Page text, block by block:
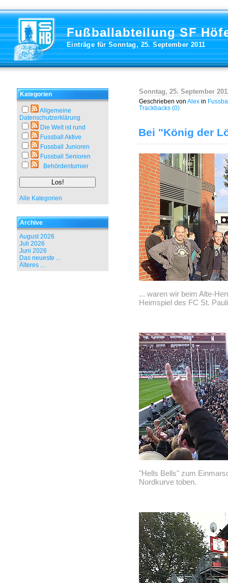
Fußballabteilung SF
Einträge für Sonntag, 25. September 2011
Kategorien
Allgemeine
Datenschutzerklärung
Die Welt ist rund
Fussball Aktive
Fussball Junioren
Fussball Senioren
Behördenturnier
Alle Kategorien
Archive
August 2026
Juli 2026
Juni 2026
Das neueste ...
Älteres ...
Sonntag, 25. September
Geschrieben von Alex in
Trackbacks (0)
Bei "König der
... waren wir beim Alte-
Heimspiel des FC St.
"Hells Bells" zum
Nordkurve toben.